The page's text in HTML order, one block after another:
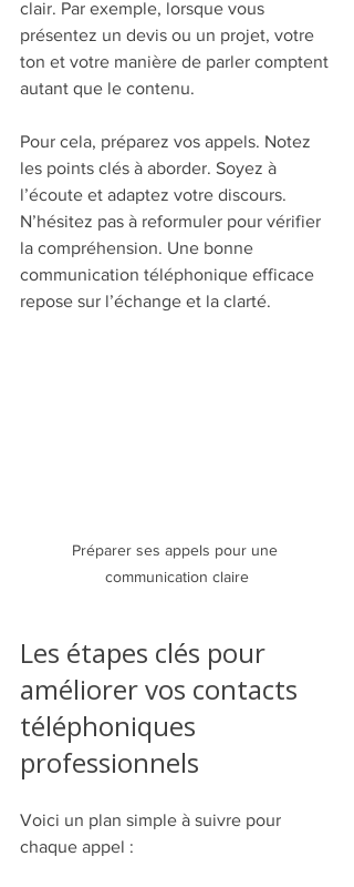
clair. Par exemple, lorsque vous
présentez un devis ou un projet, votre
ton et votre manière de parler comptent
autant que le contenu.
Pour cela, préparez vos appels. Notez
les points clés à aborder. Soyez à
l’écoute et adaptez votre discours.
N’hésitez pas à reformuler pour vérifier
la compréhension. Une bonne
communication téléphonique efficace
repose sur l’échange et la clarté.
Préparer ses appels pour une
communication claire
Les étapes clés pour
améliorer vos contacts
téléphoniques
professionnels
Voici un plan simple à suivre pour
chaque appel :